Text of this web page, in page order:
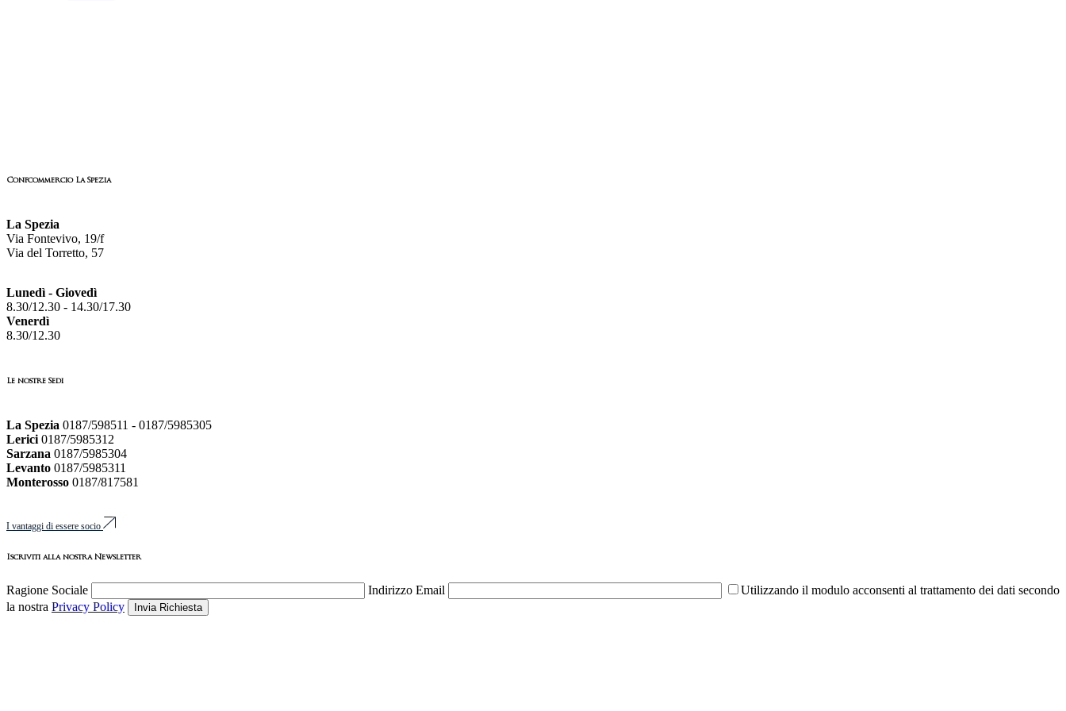
Confcommercio La Spezia
La Spezia
Via Fontevivo, 19/f
Via del Torretto, 57
Lunedì - Giovedì
8.30/12.30 - 14.30/17.30
Venerdì
8.30/12.30
Le nostre Sedi
La Spezia 0187/598511 - 0187/5985305
Lerici 0187/5985312
Sarzana 0187/5985304
Levanto 0187/5985311
Monterosso 0187/817581
I vantaggi di essere socio
Iscriviti alla nostra Newsletter
Ragione Sociale Indirizzo Email
Utilizzando il modulo acconsenti al trattamento dei dati secondo
la nostra Privacy Policy Invia Richiesta